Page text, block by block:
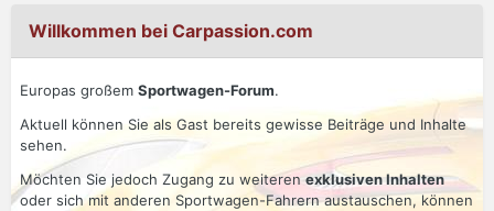
Willkommen bei Carpassion.com
Europas großem Sportwagen-Forum.
Aktuell können Sie als Gast bereits gewisse Beiträge und Inhalte
sehen.
Möchten Sie jedoch Zugang zu weiterenexklusiven Inhalten
oder sich mit anderen Sportwagen-Fahrern austauschen, können